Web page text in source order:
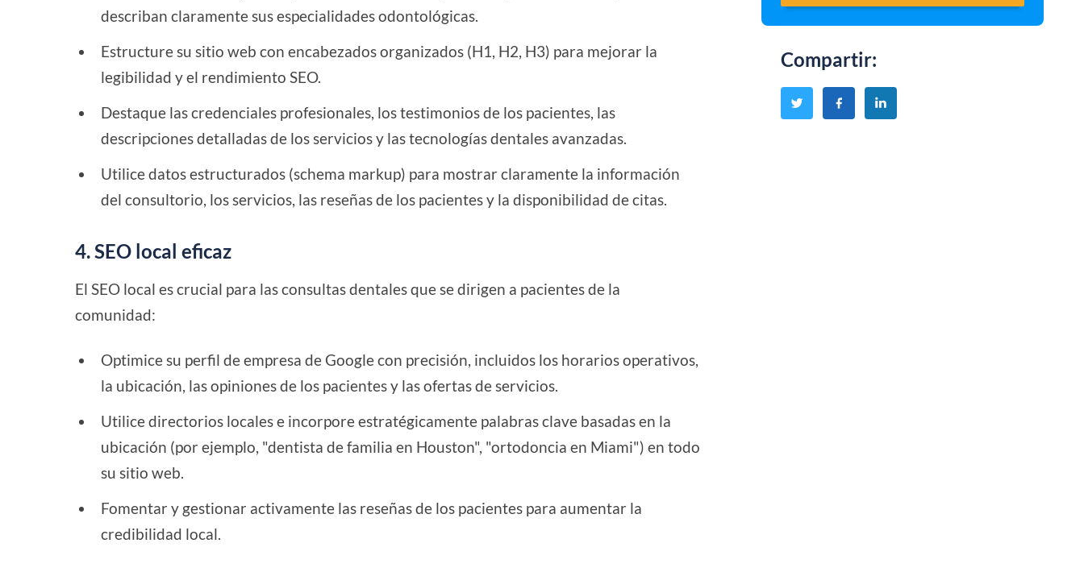
describan claramente sus especialidades odontológicas.
Estructure su sitio web con encabezados organizados (H1, H2, H3) para mejorar la
legibilidad y el rendimiento SEO.
Destaque las credenciales profesionales, los testimonios de los pacientes, las
descripciones detalladas de los servicios y las tecnologías dentales avanzadas.
Utilice datos estructurados (schema markup) para mostrar claramente la información
del consultorio, los servicios, las reseñas de los pacientes y la disponibilidad de citas.
4. SEO local eficaz
El SEO local es crucial para las consultas dentales que se dirigen a pacientes de la
comunidad:
Optimice su perfil de empresa de Google con precisión, incluidos los horarios operativos,
la ubicación, las opiniones de los pacientes y las ofertas de servicios.
Utilice directorios locales e incorpore estratégicamente palabras clave basadas en la
ubicación (por ejemplo, "dentista de familia en Houston", "ortodoncia en Miami") en todo
su sitio web.
Fomentar y gestionar activamente las reseñas de los pacientes para aumentar la
credibilidad local.
Compartir: